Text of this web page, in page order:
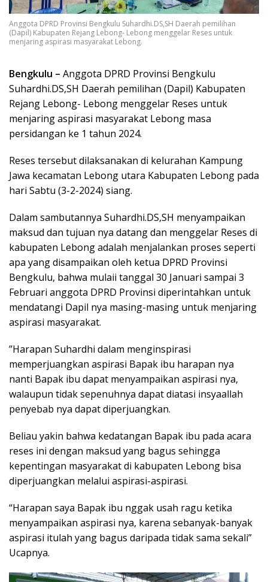
Anggota DPRD Provinsi Bengkulu Suhardhi.DS,SH Daerah pemilihan
(Dapil) Kabupaten Rejang Lebong- Lebong menggelar Reses untuk
menjaring aspirasi masyarakat Lebong.
Bengkulu – Anggota DPRD Provinsi Bengkulu
Suhardhi.DS,SH Daerah pemilihan (Dapil) Kabupaten
Rejang Lebong- Lebong menggelar Reses untuk
menjaring aspirasi masyarakat Lebong masa
persidangan ke 1 tahun 2024.
Reses tersebut dilaksanakan di kelurahan Kampung
Jawa kecamatan Lebong utara Kabupaten Lebong pada
hari Sabtu (3-2-2024) siang.
Dalam sambutannya Suhardhi.DS,SH menyampaikan
maksud dan tujuan nya datang dan menggelar Reses di
kabupaten Lebong adalah menjalankan proses seperti
apa yang disampaikan oleh ketua DPRD Provinsi
Bengkulu, bahwa mulaii tanggal 30 Januari sampai 3
Februari anggota DPRD Provinsi diperintahkan untuk
mendatangi Dapil nya masing-masing untuk menjaring
aspirasi masyarakat.
”Harapan Suhardhi dalam menginspirasi
memperjuangkan aspirasi Bapak ibu harapan nya
nanti Bapak ibu dapat menyampaikan aspirasi nya,
walaupun tidak sepenuhnya dapat diatasi insyaallah
penyebab nya dapat diperjuangkan.
Beliau yakin bahwa kedatangan Bapak ibu pada acara
reses ini dengan maksud yang bagus sehingga
kepentingan masyarakat di kabupaten Lebong bisa
diperjuangkan melalui aspirasi-aspirasi.
“Harapan saya Bapak ibu nggak usah ragu ketika
menyampaikan aspirasi nya, karena sebanyak-banyak
aspirasi itulah yang bagus daripada tidak sama sekali”
Ucapnya.